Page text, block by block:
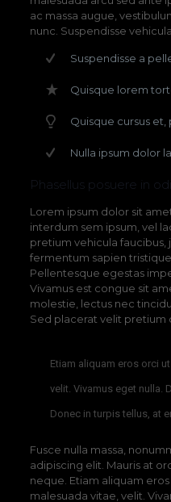
ac massa augue,
nunc. Suspendisse vehicula.
Suspendisse a
Quisque lorem
Quisque cursus et,
Nulla ipsum dolor
Phasellus posuere in
Lorem ipsum dolor sit
interdum sem ipsum, vel
pretium vehicula faucibus,
fermentum sapien
Pellentesque egestas
Vivamus est congue sit
molestie, lectus nec
Sed placerat velit pretium
Etiam aliquam eros orci
velit. Vivamus eget nulla.
Donec in turpis tellus, at
Fusce nulla massa,
adipiscing elit. Mauris at
neque. Etiam aliquam
malesuada vitae, velit.